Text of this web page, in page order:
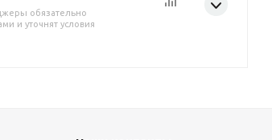
обязательно
и уточнят условия